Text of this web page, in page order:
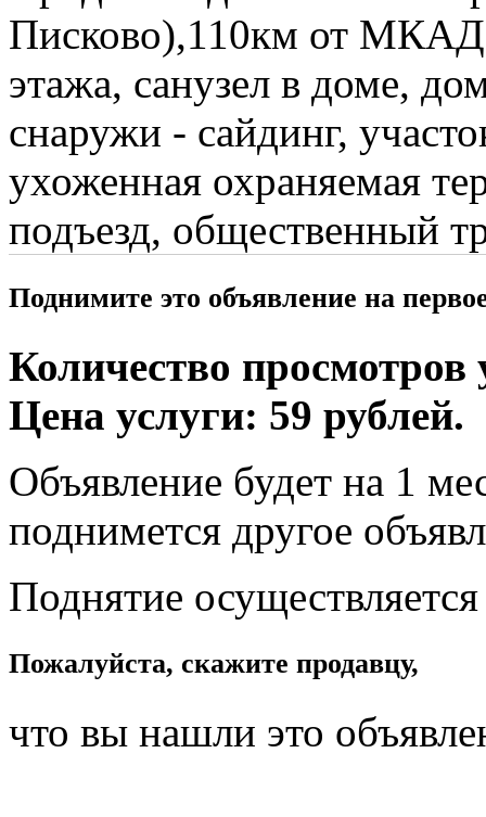
Писково),110км от МКАД
этажа, санузел в доме,
снаружи - сайдинг,
ухоженная охраняемая
подъезд, общественный
Поднимите это объявление на
Количество просмотров
Цена услуги: 59 рублей.
Объявление будет на 1
поднимется другое
Поднятие
Пожалуйста, скажите продавцу,
что вы нашли это